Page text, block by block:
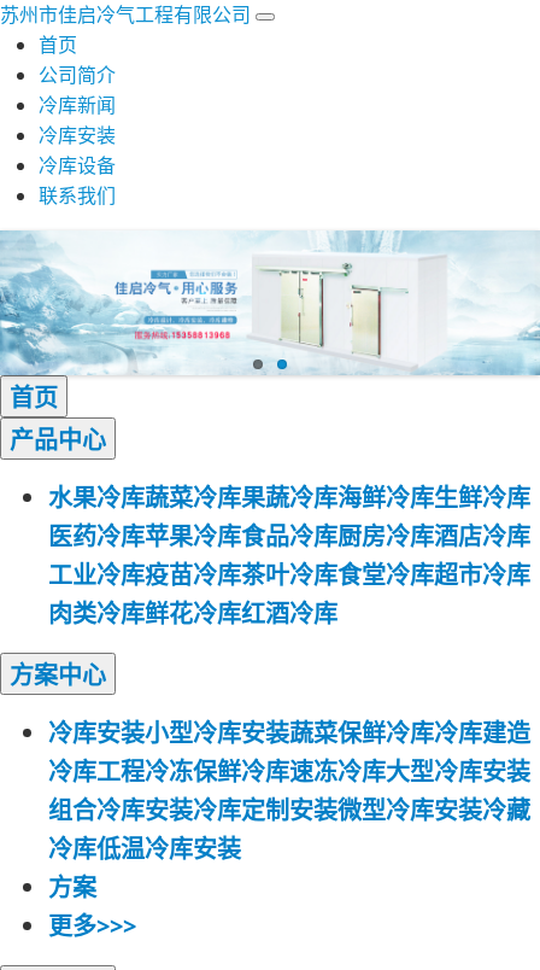
苏州市佳启冷气工程有限公司
首页
公司简介
冷库新闻
冷库安装
冷库设备
联系我们
首页
产品中心
水果冷库蔬菜冷库果蔬冷库海鲜冷库生鲜冷库
医药冷库苹果冷库食品冷库厨房冷库酒店冷库
工业冷库疫苗冷库茶叶冷库食堂冷库超市冷库
肉类冷库鲜花冷库红酒冷库
方案中心
冷库安装小型冷库安装蔬菜保鲜冷库冷库建造
冷库工程冷冻保鲜冷库速冻冷库大型冷库安装
组合冷库安装冷库定制安装微型冷库安装冷藏
冷库低温冷库安装
方案
更多>>>